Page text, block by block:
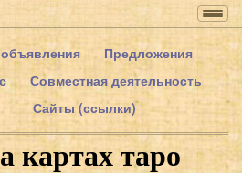
Предложения
Совместная деятельность
Сайты (ссылки)
картах таро